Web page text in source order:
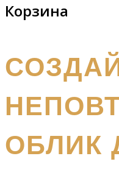
Корзина
ОБЛИК